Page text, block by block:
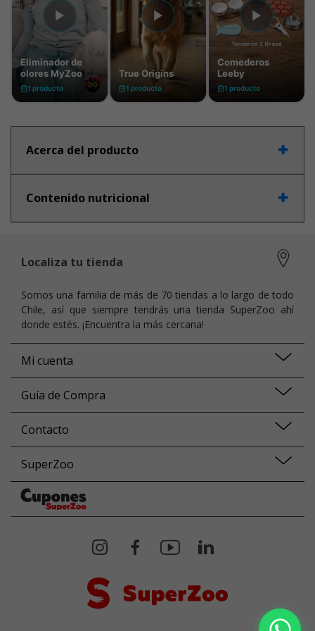
Acerca del producto
Contenido nutricional
Localiza tu tienda
Somos una familia de más de 70 tiendas a lo largo de todo
Chile, así que siempre tendrás una tienda SuperZoo ahí
donde estés. ¡Encuentra la más cercana!
Mi cuenta
Guía de Compra
Contacto
SuperZoo